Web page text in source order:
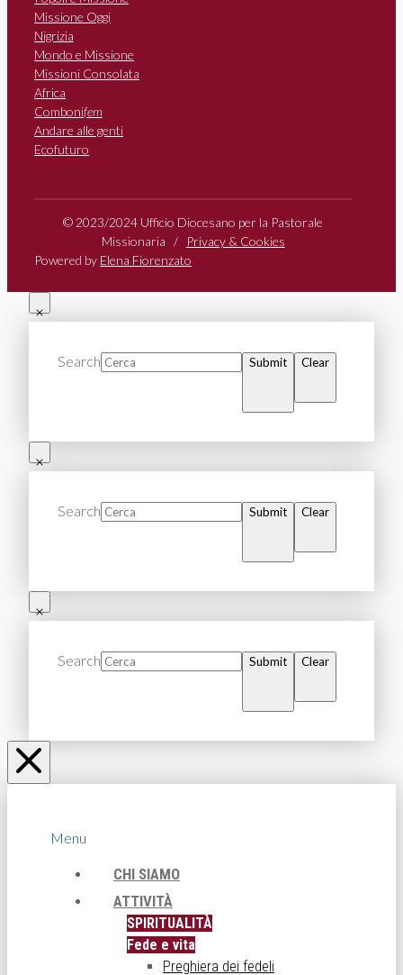
Missione Oggi
Nigrizia
Mondo e Missione
Missioni Consolata
Africa
Combonifem
Andare alle genti
Ecofuturo
© 2023/2024 Ufficio Diocesano per la Pastorale
Missionaria /
Privacy & Cookies
Powered by Elena Fiorenzato
Search Submit Clear
Search Submit Clear
Search Submit Clear
Menu
CHI SIAMO
ATTIVITÀ
SPIRITUALITÀ
Fede e vita
Preghiera dei fedeli